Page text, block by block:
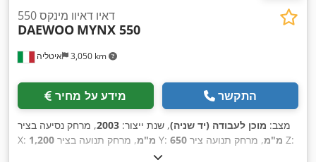
איטליה 3,050 km
דאיו דאיוו מינקס 550
DAEWOO MYNX 550
מידע על מחיר התקשר
מצב: מוכן לעבודה (יד שניה), שנת ייצור: 2003, מרחק נסיעה בציר
X:
1,200 מ"מ , מרחק תנועה בציר Y: 650 מ"מ , מרחק תנועה ציר Z:
10,000 סל"ד